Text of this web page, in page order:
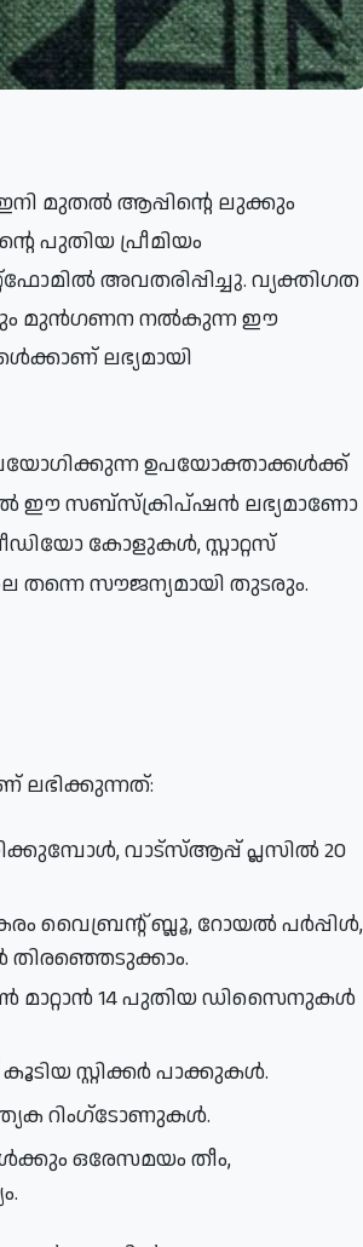
മുൻഗണന നൽകുന്ന ഈ
ലഭ്യമായി
ഉപയോക്താക്കൾക്ക്
കോളുകൾ, സ്റ്റാറ്റസ്
സൗജന്യമായി തുടരും.
ലഭിക്കുന്നത്:
പ്ലസിൽ 20
വൈബ്രന്റ് ബ്ലൂ, റോയൽ പർപ്പിൾ,
ആക്‌സന്റ് നിറങ്ങൾ തിരഞ്ഞെടുക്കാം.
സ്റ്റിക്കർ പാക്കുകൾ.
പുതിയ റിംഗ്‌ടോണുകൾ: ഫ്ലട്ടർ, ടെമ്പോ, റിപ്പിൾ തുടങ്ങി 10 പ്രത്യേക റിംഗ്‌ടോണുകൾ.